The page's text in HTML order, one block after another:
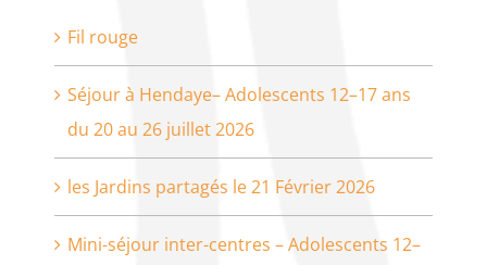
Fil rouge
Séjour à Hendaye– Adolescents 12–17 ans
du 20 au 26 juillet 2026
les Jardins partagés le 21 Février 2026
Mini-séjour inter-centres – Adolescents 12–